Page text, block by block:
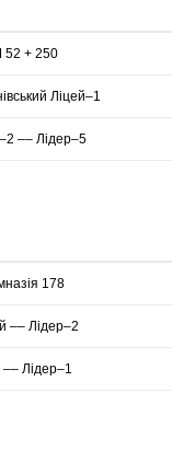
52 + 250
Ліцей–1
–– Лідер–5
178
–– Лідер–2
–– Лідер–1